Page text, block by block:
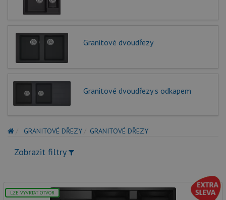
Granitové dvoudřezy
Granitové dvoudřezy s odkapem
GRANITOVÉ DŘEZY GRANITOVÉ DŘEZY
Zobrazit filtry
LZE VYVRTAT OTVOR